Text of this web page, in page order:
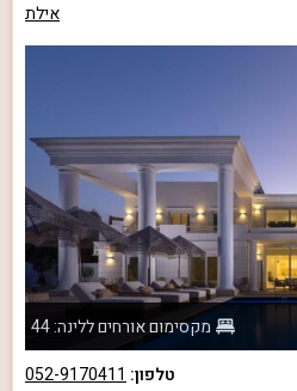
אילת
מקסימום אורחים ללינה: 44
טלפון: 052-9170411